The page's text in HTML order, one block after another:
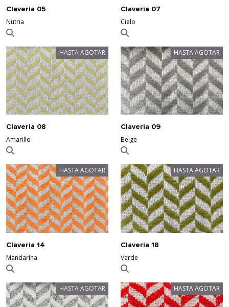
Claveria 05
Nutria
Claveria 07
Cielo
HASTA AGOTAR
Claveria 08
Amarillo
HASTA AGOTAR
Claveria 09
Beige
HASTA AGOTAR
Claveria 14
Mandarina
HASTA AGOTAR
Claveria 18
Verde
HASTA AGOTAR HASTA AGOTAR